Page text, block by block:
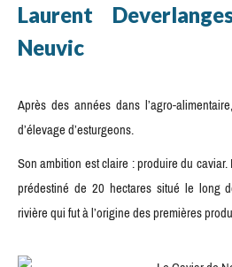
Laurent
Neuvic
Après des années dans l’agro-
d’élevage d’esturgeons.
Son ambition est claire : produire du
prédestiné de 20 hectares situé le long
rivière qui fut à l’origine des premières